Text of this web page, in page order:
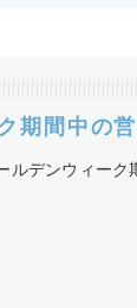
期間中の
ルデンウィーク